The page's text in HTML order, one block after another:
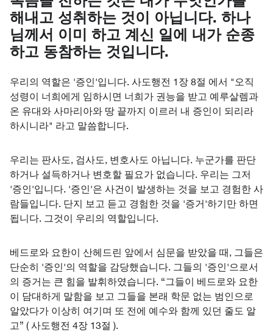
해내고 성취하는 것이 아닙니다. 하나
님께서 이미 하고 계신 일에 내가 순종
하고 동참하는 것입니다.
우리의 역할은 '증인'입니다. 사도행전 1장 8절 에서 "오직
성령이 너희에게 임하시면 너희가 권능을 받고 예루살렘과
온 유대와 사마리아와 땅 끝까지 이르러 내 증인이 되리라
하시니라" 라고 말씀합니다.
우리는 판사도, 검사도, 변호사도 아닙니다. 누군가를 판단
하거나 설득하거나 변호할 필요가 없습니다. 우리는 그저
'증인'입니다. '증인'은 사건이 발생하는 것을 보고 경험한 사
람들입니다. 단지 보고 듣고 경험한 것을 '증거'하기만 하면
됩니다. 그것이 우리의 역할입니다.
베드로와 요한이 산헤드린 앞에서 심문을 받았을 때, 그들은
단순히 '증인'의 역할을 감당했습니다. 그들의 '증인'으로서
의 증거는 큰 힘을 발휘하였습니다. “그들이 베드로와 요한
이 담대하게 말함을 보고 그들을 본래 학문 없는 범인으로
알았다가 이상히 여기며 또 전에 예수와 함께 있던 줄도 알
고” ( 사도행전 4장 13절 ).